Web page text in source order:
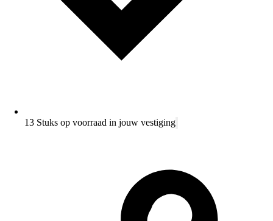
13 Stuks op voorraad in jouw vestiging